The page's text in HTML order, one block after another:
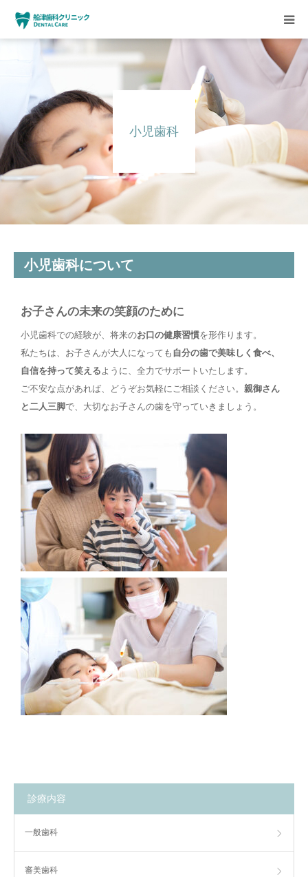
小児歯科
小児歯科について
お子さんの未来の笑顔のために
小児歯科での経験が、将来のお口の健康習慣を形作ります。
私たちは、お子さんが大人になっても 自分の歯で美味しく食べ、
自信を持って笑えるように、全力でサポートいたします。
ご不安な点があれば、どうぞお気軽にご相談ください。 親御さん
と二人三脚で、大切なお子さんの歯を守っていきましょう。
診療内容
一般歯科
審美歯科
HOME
クリニックについて
診療方針
求人情報